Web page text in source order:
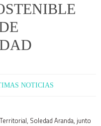
NOTICIAS
Soledad Aranda, junto